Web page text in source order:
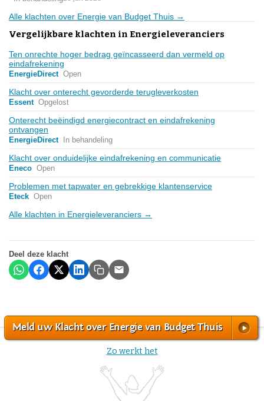
Alle klachten over Energie van Budget Thuis →
Vergelijkbare klachten in Energieleveranciers
Ten onrechte hoger bedrag geïncasseerd dan vermeld op
eindafrekening
EnergieDirect Open
Klacht over onterecht gevorderde terugleverkosten
Essent Opgelost
Onterecht beëindigd energiecontract en eindafrekening
ontvangen
EnergieDirect In behandeling
Klacht over onduidelijke eindafrekening en communicatie
Eneco Open
Problemen met tapwater en gebrekkige klantenservice
Eteck Open
Alle klachten in Energieleveranciers →
Deel deze klacht
Meld uw Klacht over Energie van Budget Thuis
Zo werkt het